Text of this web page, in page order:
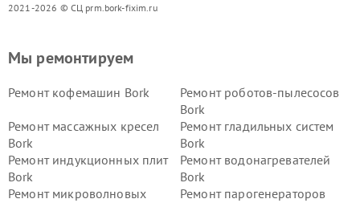
2021-2026 © СЦ prm.bork-fixim.ru
Мы ремонтируем
Ремонт кофемашин Bork
Ремонт роботов-пылесосов
Bork
Ремонт массажных кресел
Bork
Ремонт гладильных систем
Bork
Ремонт индукционных плит
Bork
Ремонт водонагревателей
Bork
Ремонт микроволновых
Ремонт парогенераторов